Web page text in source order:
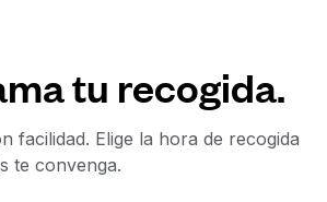
tu recogida.
facilidad. Elige la hora de recogida
te convenga.